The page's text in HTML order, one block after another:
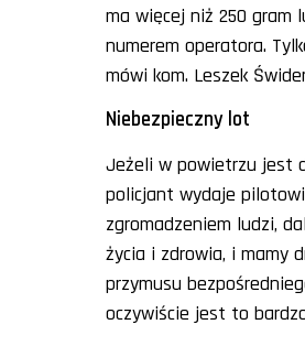
ma więcej niż 250 gram
numerem operatora.
mówi kom. Leszek
Niebezpieczny lot
Jeżeli w powietrzu jest
policjant wydaje
zgromadzeniem ludzi,
życia i zdrowia, i mamy
przymusu
oczywiście jest to